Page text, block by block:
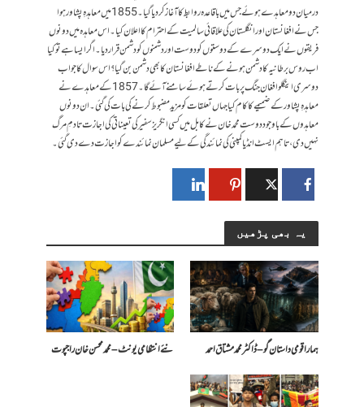
درمیان دو معاہدے ہوئے جس میں باقاعدہ روابط کا آغاز کردیا گیا۔ 1855 میں معاہدہِ پشاور ہوا
جس نے افغانستان اور انگلستان کی علاقائی سالمیت کے احترام کا اعلان کیا۔ اس معاہدہ میں دونوں
فریقوں نے ایک دوسرے کے دوستوں کو دوست اور دشمنوں کو دشمن قرار دیا ۔ اگر ایسا ہے تو کیا
اب روس برطانیہ کا دشمن ہونے کے ناطے افغانستان کابھی دشمن بن گیا؟ اس سوال کا جواب
دوسری اینگلو افغان جنگ پر بات کرتے ہوئے سامنے آئے گا۔ 1857 کے معاہدے نے
معاہدہِ پشاور کے ضمیمے کا کام کیا جہاں تعلقات کو مزید مضبوط کرنے کی بات کی گئی۔ ان دونوں
معاہدوں کے باوجود دوست محمد خان نے کابل میں کسی انگریز سفیر کی تعیناتی کی اجازت تادمِ مرگ
نہیں دی، تاہم ایسٹ انڈیا کمپنی کی نمائندگی کے لیے مسلمان نمائندے کو اجازت دے دی گئی۔
یہ بھی پڑھیں
ہمارا قومی داستان گو – ڈاکٹر محمد مشتاق احمد ​نئے انتظامی یونٹ – محمد محسن خان راجپوت